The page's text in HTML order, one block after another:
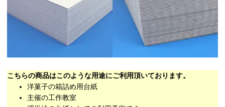
こちらの商品はこのような用途にご利用頂いております。
洋菓子の箱詰め用台紙
主催の工作教室